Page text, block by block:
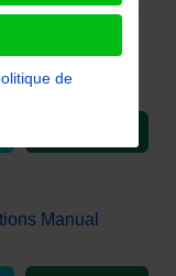
Manual
de